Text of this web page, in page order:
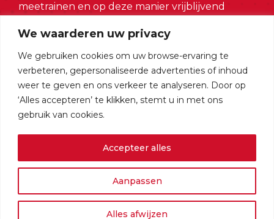
We waarderen uw privacy
We gebruiken cookies om uw browse-ervaring te
verbeteren, gepersonaliseerde advertenties of inhoud
weer te geven en ons verkeer te analyseren. Door op
‘Alles accepteren’ te klikken, stemt u in met ons
gebruik van cookies.
Aanpassen
Alles afwijzen
Accepteer alles
meetrainen en op deze manier vrijblijvend
Meld je aan
Socials
© 2026 Avanti Lochem
Disclaimer•Privacy beleid